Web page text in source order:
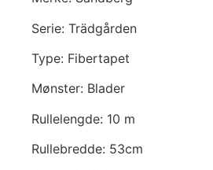
Serie: Trädgården
Type: Fibertapet
Mønster: Blader
Rullelengde: 10 m
Rullebredde: 53cm